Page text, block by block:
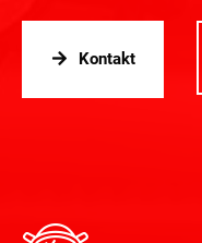
Kontakt